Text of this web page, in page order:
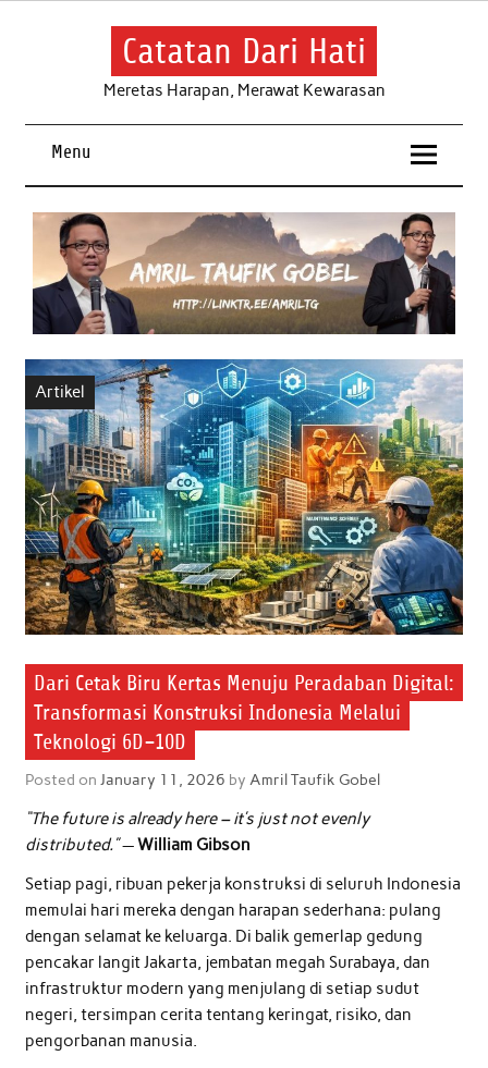
Skip
Catatan Dari Hati
Meretas Harapan, Merawat Kewarasan
Menu
Artikel
Dari Cetak Biru Kertas Menuju Peradaban Digital:
Transformasi Konstruksi Indonesia Melalui
Teknologi 6D–10D
Posted on January 11, 2026 by Amril Taufik Gobel
“The future is already here – it’s just not evenly
distributed.”—William Gibson
Setiap pagi, ribuan pekerja konstruksi di seluruh Indonesia
memulai hari mereka dengan harapan sederhana: pulang
dengan selamat ke keluarga. Di balik gemerlap gedung
pencakar langit Jakarta, jembatan megah Surabaya, dan
infrastruktur modern yang menjulang di setiap sudut
negeri, tersimpan cerita tentang keringat, risiko, dan
pengorbanan manusia.